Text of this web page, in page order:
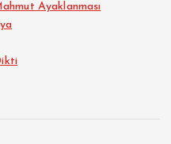
Ayaklanması